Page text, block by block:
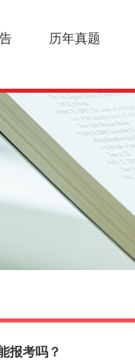
历年真题
报考吗？